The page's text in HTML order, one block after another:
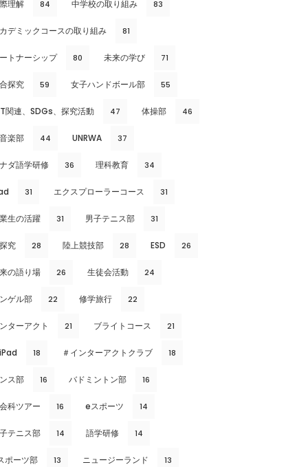
理解 84 中学校の取り組み 83
デミックコースの取り組み 81
トナーシップ 80 未来の学び 71
探究 59 女子ハンドボール部 55
関連、SDGs、探究活動 47 体操部 46
楽部 44 UNRWA 37
ダ語学研修 36 理科教育 34
31 エクスプローラーコース 31
生の活躍 31 男子テニス部 31
究 28 陸上競技部 28 ESD 26
の語り場 26 生徒会活動 24
ゲル部 22 修学旅行 22
ターアクト 21 ブライトコース 21
18 ＃インターアクトクラブ 18
ス部 16 バドミントン部 16
科ツアー 16 eスポーツ 14
テニス部 14 語学研修 14
ポーツ部 13 ニュージーランド 13